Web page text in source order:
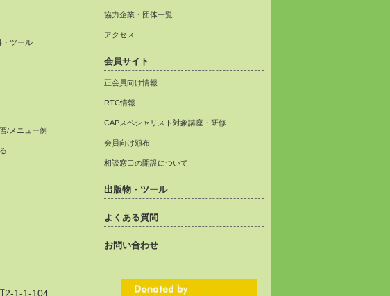
・ツール
/メニュー例
協力企業・団体一覧
アクセス
会員サイト
正会員向け情報
RTC情報
CAPスペシャリスト対象講座・研修
会員向け頒布
相談窓口の開設について
出版物・ツール
よくある質問
お問い合わせ
2-1-1-104